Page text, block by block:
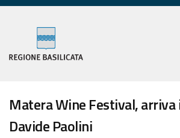
Matera Wine Festival,
Davide Paolini